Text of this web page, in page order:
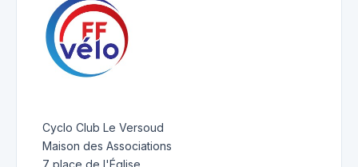
Cyclo Club Le Versoud
Maison des Associations
7 place de l'Église